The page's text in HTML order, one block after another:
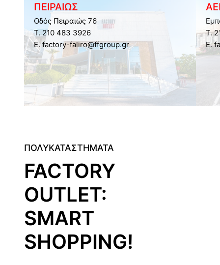
ΠΟΛΥΚΑΤΑΣΤΗΜΑΤΑ
FACTORY
OUTLET:
SMART
SHOPPING!
ΠΕΙΡΑΙΩΣ
Οδός Πειραιώς 76
Τ. 210 483 3926
E. factory-faliro@ffgroup.gr
Τ.
E.